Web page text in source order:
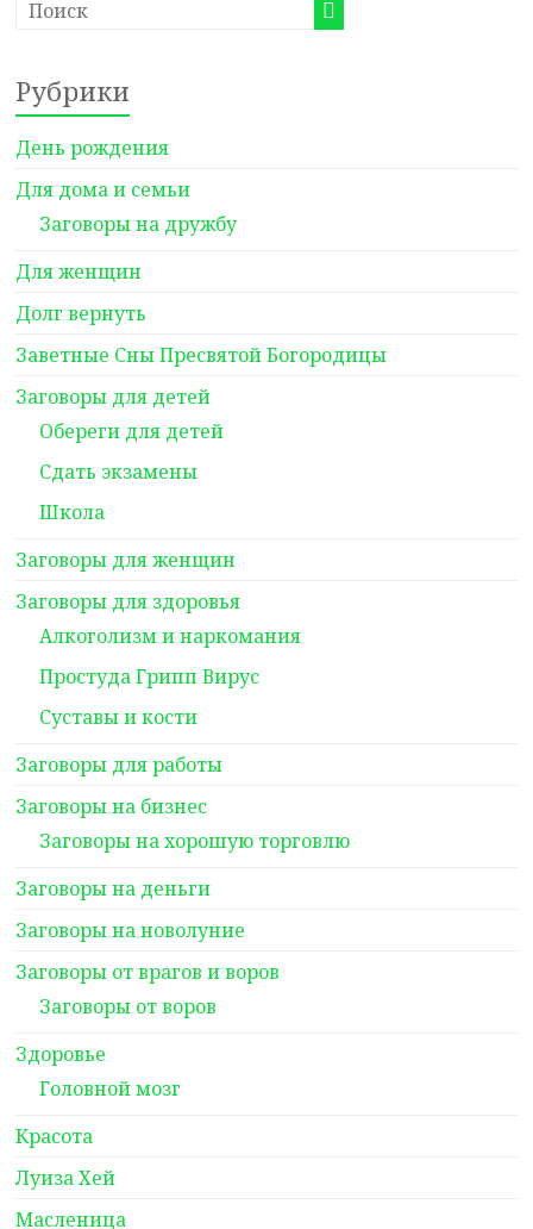
Рубрики
День рождения
Для дома и семьи
Заговоры на дружбу
Для женщин
Долг вернуть
Заветные Сны Пресвятой Богородицы
Заговоры для детей
Обереги для детей
Сдать экзамены
Школа
Заговоры для женщин
Заговоры для здоровья
Алкоголизм и наркомания
Простуда Грипп Вирус
Суставы и кости
Заговоры для работы
Заговоры на бизнес
Заговоры на хорошую торговлю
Заговоры на деньги
Заговоры на новолуние
Заговоры от врагов и воров
Заговоры от воров
Здоровье
Головной мозг
Красота
Луиза Хей
Масленица